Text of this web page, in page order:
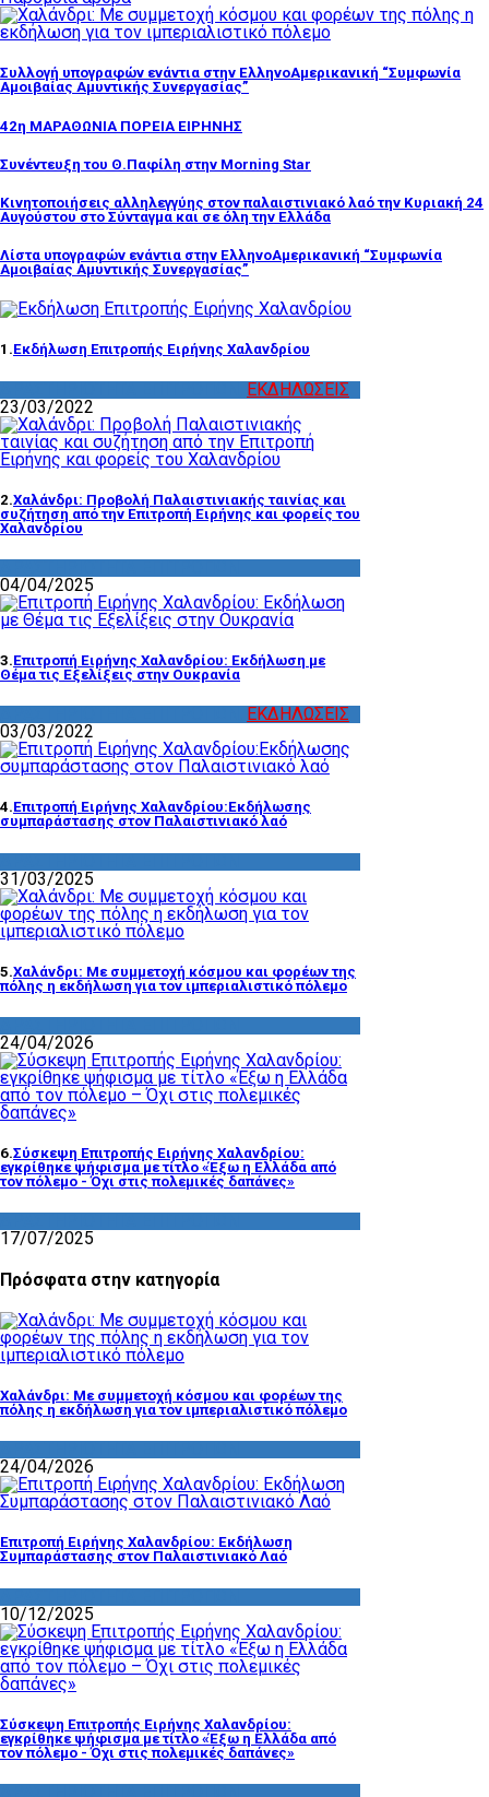
Συλλογή υπογραφών ενάντια στην ΕλληνοΑμερικανική “Συμφωνία
Αμοιβαίας Αμυντικής Συνεργασίας”
42η ΜΑΡΑΘΩΝΙΑ ΠΟΡΕΙΑ ΕΙΡΗΝΗΣ
Συνέντευξη του Θ.Παφίλη στην Morning Star
Κινητοποιήσεις αλληλεγγύης στον παλαιστινιακό λαό την Κυριακή 24
Αυγούστου στο Σύνταγμα και σε όλη την Ελλάδα
Λίστα υπογραφών ενάντια στην ΕλληνοΑμερικανική “Συμφωνία
Αμοιβαίας Αμυντικής Συνεργασίας”
1.Εκδήλωση Επιτροπής Ειρήνης Χαλανδρίου
ΕΚΔΗΛΩΣΕΙΣ
23/03/2022
2.Χαλάνδρι: Προβολή Παλαιστινιακής ταινίας και
συζήτηση από την Επιτροπή Ειρήνης και φορείς του
Χαλανδρίου
04/04/2025
3.Επιτροπή Ειρήνης Χαλανδρίου: Εκδήλωση με
Θέμα τις Εξελίξεις στην Ουκρανία
ΕΚΔΗΛΩΣΕΙΣ
03/03/2022
4.Επιτροπή Ειρήνης Χαλανδρίου:Εκδήλωσης
συμπαράστασης στον Παλαιστινιακό λαό
31/03/2025
5.Χαλάνδρι: Με συμμετοχή κόσμου και φορέων της
πόλης η εκδήλωση για τον ιμπεριαλιστικό πόλεμο
24/04/2026
6.Σύσκεψη Επιτροπής Ειρήνης Χαλανδρίου:
εγκρίθηκε ψήφισμα με τίτλο «Έξω η Ελλάδα από
τον πόλεμο - Όχι στις πολεμικές δαπάνες»
17/07/2025
Πρόσφατα στην κατηγορία
Χαλάνδρι: Με συμμετοχή κόσμου και φορέων της
πόλης η εκδήλωση για τον ιμπεριαλιστικό πόλεμο
24/04/2026
Επιτροπή Ειρήνης Χαλανδρίου: Εκδήλωση
Συμπαράστασης στον Παλαιστινιακό Λαό
10/12/2025
Σύσκεψη Επιτροπής Ειρήνης Χαλανδρίου:
εγκρίθηκε ψήφισμα με τίτλο «Έξω η Ελλάδα από
τον πόλεμο - Όχι στις πολεμικές δαπάνες»